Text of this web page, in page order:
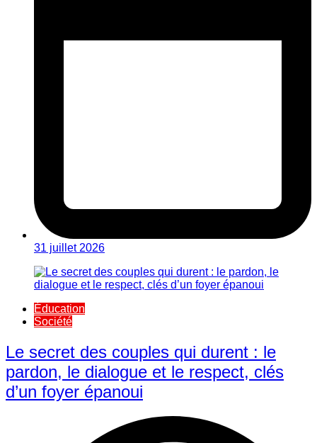
31 juillet 2026
Éducation
Société
Le secret des couples qui durent : le
pardon, le dialogue et le respect, clés
d’un foyer épanoui